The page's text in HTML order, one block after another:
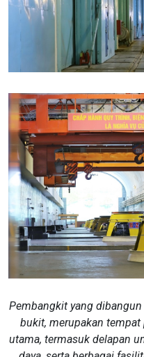
Pembangkit yang
bukit, merupakan
utama, termasuk delapan